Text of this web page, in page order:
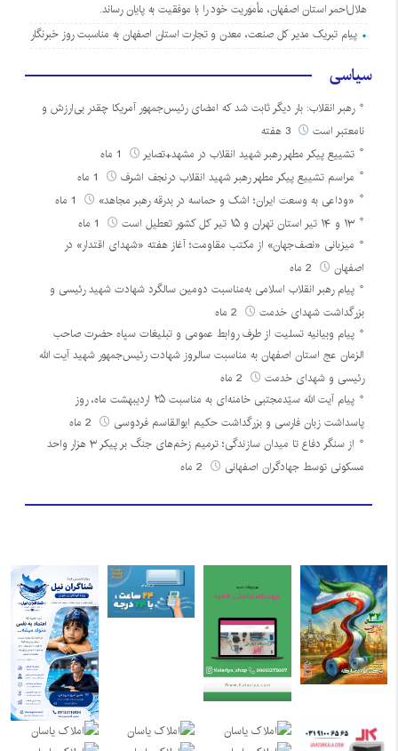
هلال‌احمر استان اصفهان، مأموریت خود را با موفقیت به پایان رساند.
پیام تبریک مدیر کل صنعت، معدن و تجارت استان اصفهان به مناسبت روز خبرنگار
سیاسی
رهبر انقلاب: بار دیگر ثابت شد که امضای رئیس‌جمهور آمریکا چقدر بی‌ارزش و
نامعتبر است
3 هفته
تشییع پیکر مطهر رهبر شهید انقلاب در مشهد+تصایر
مراسم تشییع پیکر مطهر رهبر شهید انقلاب درنجف اشرف
«وداعی به وسعت ایران؛ اشک و حماسه در بدرقه رهبر مجاهد»
۱۳ و ۱۴ تیر استان تهران و ۱۵ تیر کل کشور تعطیل است
میزبانی «نصف‌جهان» از مکتب مقاومت؛ آغاز هفته «شهدای اقتدار» در
اصفهان
پیام رهبر انقلاب اسلامی به‌مناسبت دومین سالگرد شهادت شهید رئیسی و
بزرگداشت شهدای خدمت
پیام وبیانیه تسلیت از طرف روابط عمومی و تبلیغات سپاه حضرت صاحب
الزمان عج استان اصفهان به مناسبت سالروز شهادت رئیس‌جمهور شهید آیت الله
رئیسی و شهدای خدمت
پیام آیت الله سیّدمجتبی خامنه‌ای به مناسبت ۲۵ اردیبهشت ماه، روز
پاسداشت زبان فارسی و بزرگداشت حکیم ابوالقاسم فردوسی
از سنگر دفاع تا میدان سازندگی؛ ترمیم زخم‌های جنگ بر پیکر ۳ هزار واحد
مسکونی توسط جهادگران اصفهانی